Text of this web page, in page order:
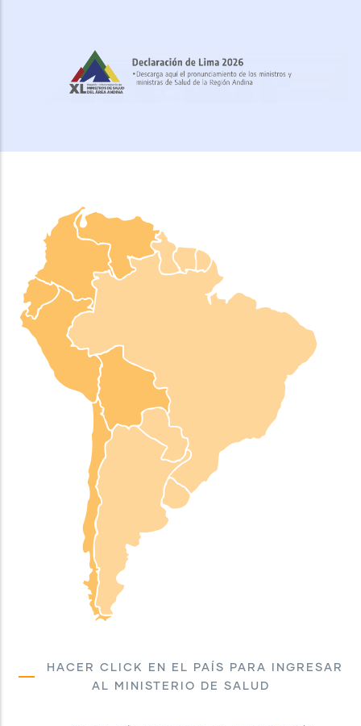
HACER CLICK EN EL PAÍS PARA INGRESAR
AL MINISTERIO DE SALUD